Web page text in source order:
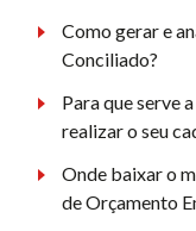
Como gerar e
Conciliado?
Para que serve
realizar o seu
Onde baixar o
de Orçamento